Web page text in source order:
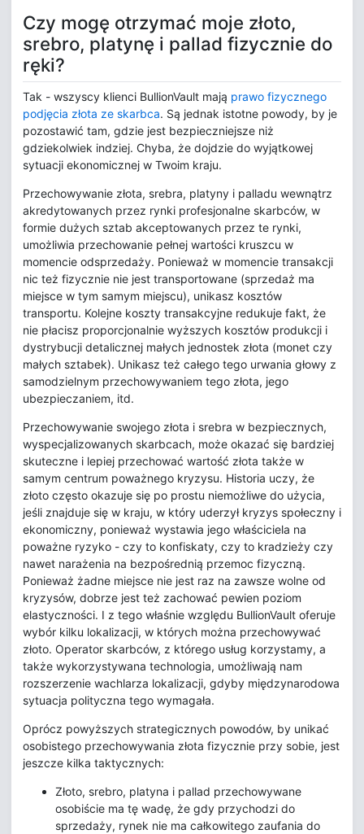
Czy mogę otrzymać moje złoto,
srebro, platynę i pallad fizycznie do
ręki?
Tak - wszyscy klienci BullionVault mają prawo fizycznego
podjęcia złota ze skarbca. Są jednak istotne powody, by je
pozostawić tam, gdzie jest bezpieczniejsze niż
gdziekolwiek indziej. Chyba, że dojdzie do wyjątkowej
sytuacji ekonomicznej w Twoim kraju.
Przechowywanie złota, srebra, platyny i palladu wewnątrz
akredytowanych przez rynki profesjonalne skarbców, w
formie dużych sztab akceptowanych przez te rynki,
umożliwia przechowanie pełnej wartości kruszcu w
momencie odsprzedaży. Ponieważ w momencie transakcji
nic też fizycznie nie jest transportowane (sprzedaż ma
miejsce w tym samym miejscu), unikasz kosztów
transportu. Kolejne koszty transakcyjne redukuje fakt, że
nie płacisz proporcjonalnie wyższych kosztów produkcji i
dystrybucji detalicznej małych jednostek złota (monet czy
małych sztabek). Unikasz też całego tego urwania głowy z
samodzielnym przechowywaniem tego złota, jego
ubezpieczaniem, itd.
Przechowywanie swojego złota i srebra w bezpiecznych,
wyspecjalizowanych skarbcach, może okazać się bardziej
skuteczne i lepiej przechować wartość złota także w
samym centrum poważnego kryzysu. Historia uczy, że
złoto często okazuje się po prostu niemożliwe do użycia,
jeśli znajduje się w kraju, w który uderzył kryzys społeczny i
ekonomiczny, ponieważ wystawia jego właściciela na
poważne ryzyko - czy to konfiskaty, czy to kradzieży czy
nawet narażenia na bezpośrednią przemoc fizyczną.
Ponieważ żadne miejsce nie jest raz na zawsze wolne od
kryzysów, dobrze jest też zachować pewien poziom
elastyczności. I z tego właśnie względu BullionVault oferuje
wybór kilku lokalizacji, w których można przechowywać
złoto. Operator skarbców, z którego usług korzystamy, a
także wykorzystywana technologia, umożliwają nam
rozszerzenie wachlarza lokalizacji, gdyby międzynarodowa
sytuacja polityczna tego wymagała.
Oprócz powyższych strategicznych powodów, by unikać
osobistego przechowywania złota fizycznie przy sobie, jest
jeszcze kilka taktycznych:
Złoto, srebro, platyna i pallad przechowywane
osobiście ma tę wadę, że gdy przychodzi do
sprzedaży, rynek nie ma całkowitego zaufania do